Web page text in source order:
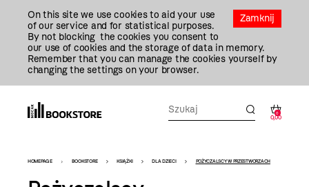
Zamknij
On this site we use cookies to aid your use
of our service and for statistical purposes.
By not blocking the cookies you consent to
our use of cookies and the storage of data in memory.
Remember that you can manage the cookies yourself by
changing the settings on your browser.
0
0,00
Bookstore
HOMEPAGE BOOKSTORE KSIĄŻKI DLA DZIECI POŻYCZALSCY W PRZESTWORZACH